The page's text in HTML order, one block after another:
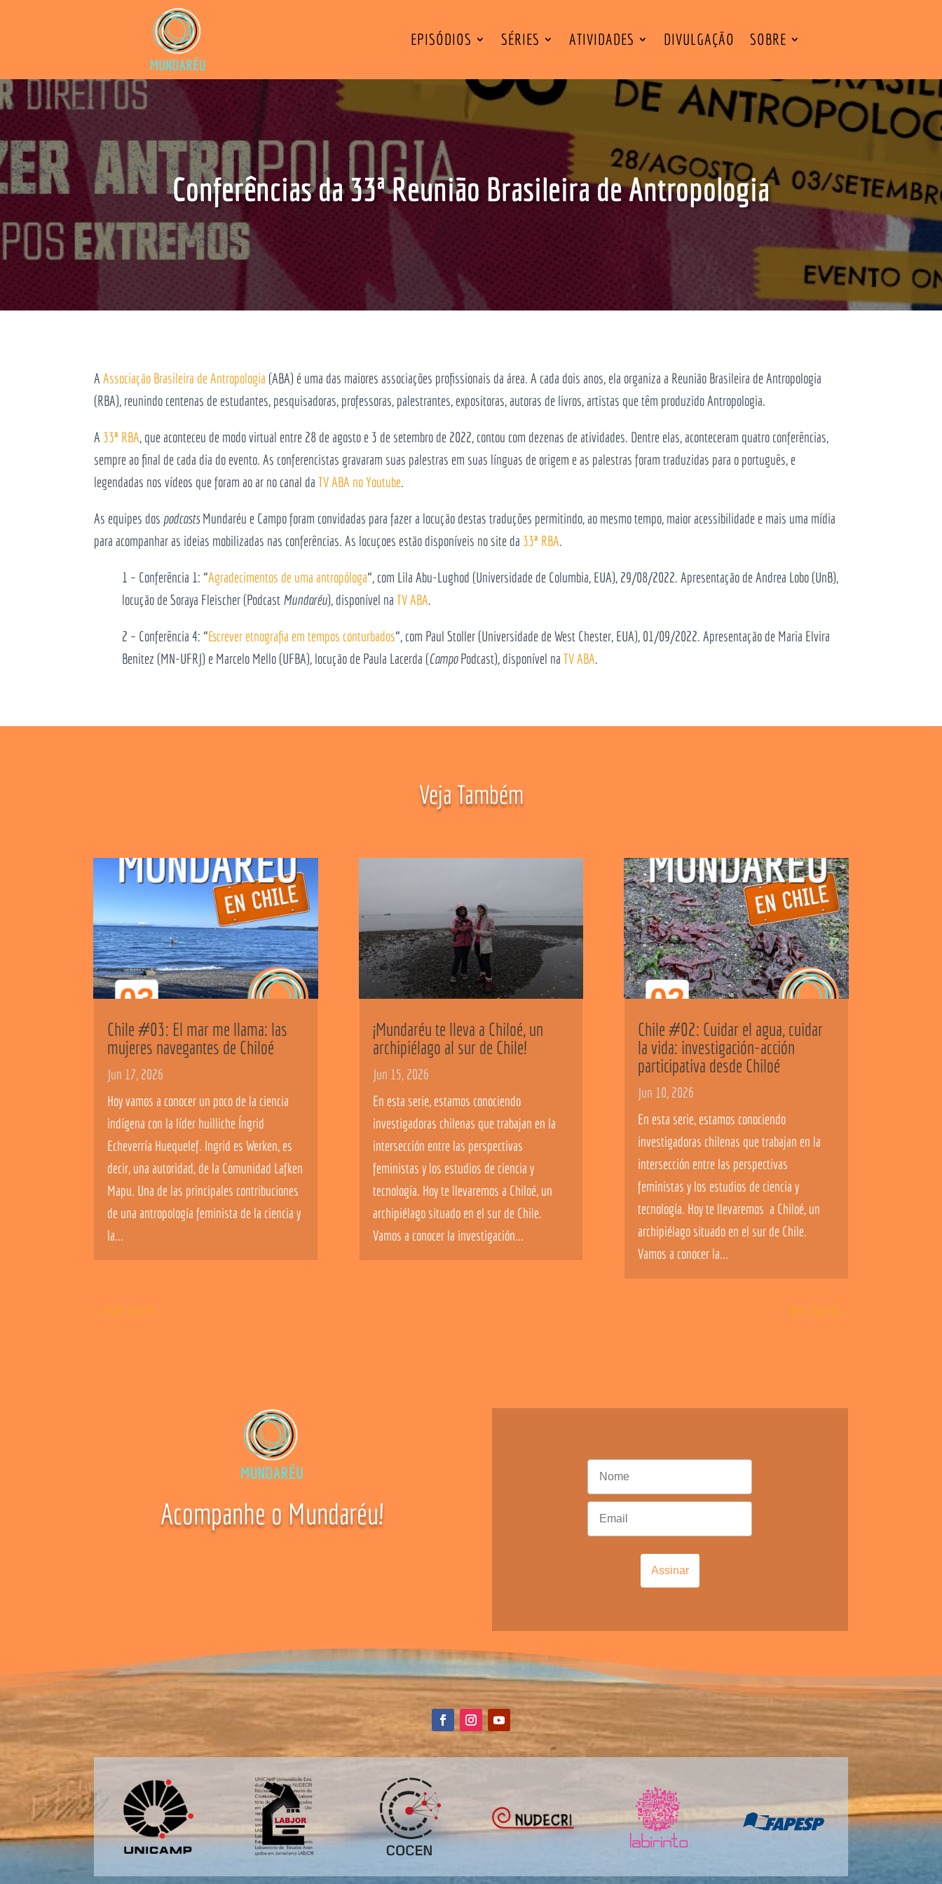
EPISÓDIOS SÉRIES ATIVIDADES DIVULGAÇÃO SOBRE
Conferências da 33ª Reunião Brasileira de Antropologia
AAssociação Brasileira de Antropologia (ABA) é uma das maiores associações profissionais da área. A cada dois anos, ela organiza a Reunião Brasileira de Antropologia
(RBA), reunindo centenas de estudantes, pesquisadoras, professoras, palestrantes, expositoras, autoras de livros, artistas que têm produzido Antropologia.
A 33ª RBA, que aconteceu de modo virtual entre 28 de agosto e 3 de setembro de 2022, contou com dezenas de atividades. Dentre elas, aconteceram quatro conferências,
sempre ao final de cada dia do evento. As conferencistas gravaram suas palestras em suas línguas de origem e as palestras foram traduzidas para o português, e
legendadas nos vídeos que foram ao ar no canal daTV ABA no Youtube.
As equipes dos podcastsMundaréu e Campo foram convidadas para fazer a locução destas traduções permitindo, ao mesmo tempo, maior acessibilidade e mais uma mídia
para acompanhar as ideias mobilizadas nas conferências. As locuçoes estão disponíveis no site da 33ª RBA.
1 – Conferência 1: “Agradecimentos de uma antropóloga“, com Lila Abu-Lughod (Universidade de Columbia, EUA), 29/08/2022. Apresentação de Andrea Lobo (UnB),
locução de Soraya Fleischer (Podcast Mundaréu), disponível naTV ABA.
2 – Conferência 4: “Escrever etnografia em tempos conturbados“, com Paul Stoller (Universidade de West Chester, EUA), 01/09/2022. Apresentação de Maria Elvira
Benitez (MN-UFRJ) e Marcelo Mello (UFBA), locução de Paula Lacerda (CampoPodcast), disponível naTV ABA.
Veja Também
Chile #03: El mar me llama: las
mujeres navegantes de Chiloé
Jun 17, 2026
Hoy vamos a conocer un poco de la ciencia
indígena con la líder huilliche Íngrid
Echeverría Huequelef. Ingrid es Werken, es
decir, una autoridad, de la Comunidad Lafken
Mapu. Una de las principales contribuciones
de una antropología feminista de la ciencia y
la...
¡Mundaréu te lleva a Chiloé, un
archipiélago al sur de Chile!
Jun 15, 2026
En esta serie, estamos conociendo
investigadoras chilenas que trabajan en la
intersección entre las perspectivas
feministas y los estudios de ciencia y
tecnología. Hoy te llevaremos a Chiloé, un
archipiélago situado en el sur de Chile.
Vamos a conocer la investigación...
Chile #02: Cuidar el agua, cuidar
la vida: investigación-acción
participativa desde Chiloé
Jun 10, 2026
En esta serie, estamos conociendo
investigadoras chilenas que trabajan en la
intersección entre las perspectivas
feministas y los estudios de ciencia y
tecnología. Hoy te llevaremos a Chiloé, un
archipiélago situado en el sur de Chile.
Vamos a conocer la...
« Older Entries Next Entries »
Acompanhe o Mundaréu!